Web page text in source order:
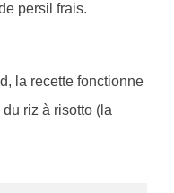
persil frais.
la recette fonctionne
riz à risotto (la